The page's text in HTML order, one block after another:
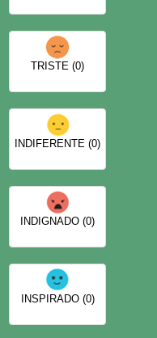
TRISTE (0)
INDIFERENTE (0)
INDIGNADO (0)
INSPIRADO (0)